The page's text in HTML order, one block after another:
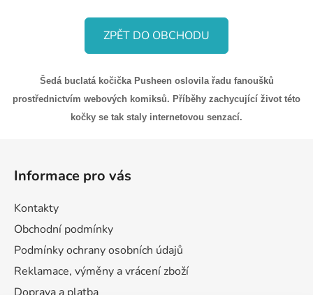
ZPĚT DO OBCHODU
Šedá buclatá kočička Pusheen oslovila řadu fanoušků
prostřednictvím webových komiksů. Příběhy zachycující život této
kočky se tak staly internetovou senzací.
Informace pro vás
Kontakty
Obchodní podmínky
Podmínky ochrany osobních údajů
Reklamace, výměny a vrácení zboží